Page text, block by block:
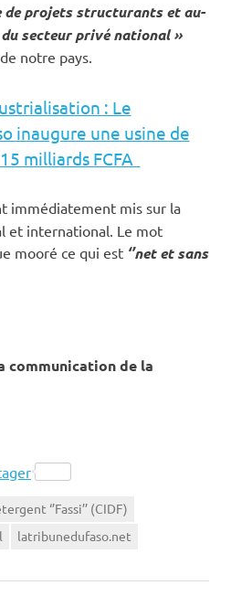
de projets structurants et au-
secteur privé national »
notre pays.
: Le
inaugure une usine de
milliards FCFA
immédiatement mis sur la
et international. Le mot
mooré ce qui est ‘’net et sans
communication de la
‘’Fassi’’ (CIDF)
latribunedufaso.net